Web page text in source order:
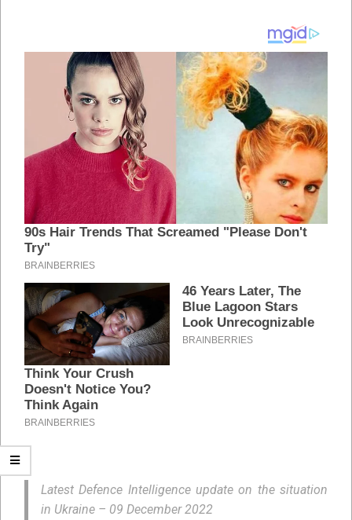
Latest Defence Intelligence update on the situation
in Ukraine – 09 December 2022